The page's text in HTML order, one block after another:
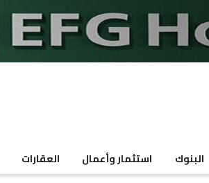
البنوك استثمار وأعمال العقارات